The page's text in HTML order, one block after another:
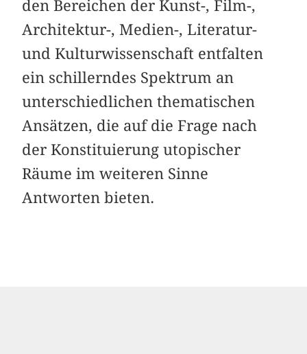
den Bereichen der Kunst-, Film-,
Architektur-, Medien-, Literatur-
und Kulturwissenschaft entfalten
ein schillerndes Spektrum an
unterschiedlichen thematischen
Ansätzen, die auf die Frage nach
der Konstituierung utopischer
Räume im weiteren Sinne
Antworten bieten.